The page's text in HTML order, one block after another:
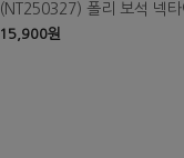
(NT250327) 폴리 보석 넥타
15,900원